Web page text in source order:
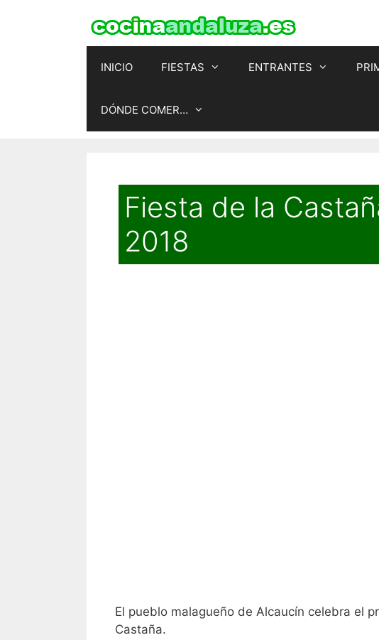
INICIO FIESTAS ENTRANTES
DÓNDE COMER…
Fiesta de la
2018
El pueblo malagueño de Alcaucín celebra el
Castaña.